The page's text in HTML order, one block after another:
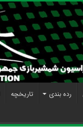
رده بندی تاریخچه